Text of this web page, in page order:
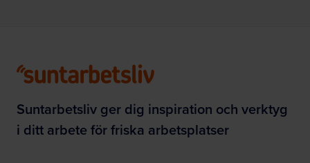
Suntarbetsliv ger dig inspiration och verktyg
i ditt arbete för friska arbetsplatser